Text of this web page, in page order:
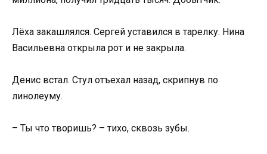
Лёха закашлялся. Сергей уставился в тарелку. Нина
Васильевна открыла рот и не закрыла.
Денис встал. Стул отъехал назад, скрипнув по
линолеуму.
– Ты что творишь? – тихо, сквозь зубы.